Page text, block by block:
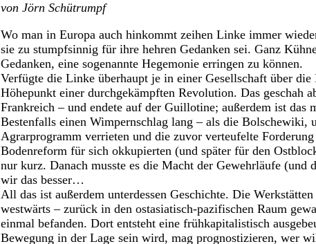
von Jörn Schütrumpf
Wo man in Europa auch hinkommt zeihen Linke immer
sie zu stumpfsinnig für ihre hehren Gedanken sei. Ganz
Gedanken, eine sogenannte Hegemonie erringen zu können.
Verfügte die Linke überhaupt je in einer Gesellschaft über
Höhepunkt einer durchgekämpften Revolution. Das geschah
Frankreich – und endete auf der Guillotine; außerdem ist das
Bestenfalls einen Wimpernschlag lang – als die
Agrarprogramm verrieten und die zuvor verteufelte
Bodenreform für sich okkupierten (und später für den
nur kurz. Danach musste es die Macht der Gewehrläufe
wir das besser…
All das ist außerdem unterdessen Geschichte. Die
westwärts – zurück in den ostasiatisch-pazifischen Raum
einmal befanden. Dort entsteht eine frühkapitalistisch
Bewegung in der Lage sein wird, mag prognostizieren, wer